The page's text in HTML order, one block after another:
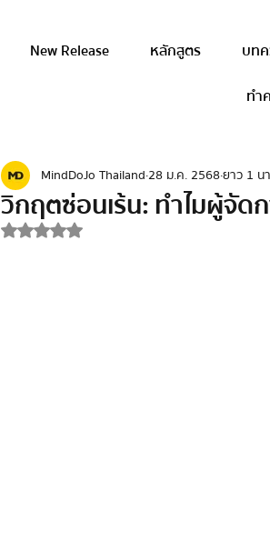
New Release หลักสูตร บท
ทำ
วิกฤตซ่อนเร้น: ทำไมผู้จัด
MindDoJo Thailand28 ม.ค. 2568ยาว 1 น
ได้รับ NaN เต็ม 5 ดาว